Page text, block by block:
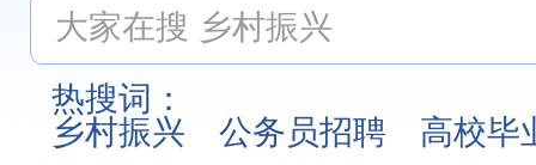
热搜词：
乡村振兴
公务员招聘 高校毕